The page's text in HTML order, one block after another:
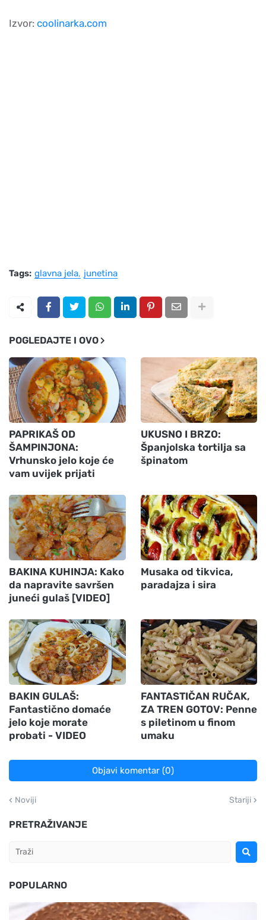
Izvor: coolinarka.com
Tags: glavna jela junetina
POGLEDAJTE I OVO
PAPRIKAŠ OD
ŠAMPINJONA:
Vrhunsko jelo koje će
vam uvijek prijati
UKUSNO I BRZO:
Španjolska tortilja sa
špinatom
BAKINA KUHINJA: Kako
da napravite savršen
juneći gulaš [VIDEO]
Musaka od tikvica,
paradajza i sira
BAKIN GULAŠ:
Fantastično domaće
jelo koje morate
probati - VIDEO
FANTASTIČAN RUČAK,
ZA TREN GOTOV: Penne
s piletinom u finom
umaku
Objavi komentar (0)
Noviji Stariji
PRETRAŽIVANJE
POPULARNO